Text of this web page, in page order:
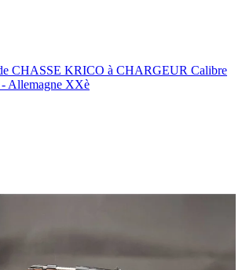
CHASSE KRICO à CHARGEUR Calibre
Allemagne XXè